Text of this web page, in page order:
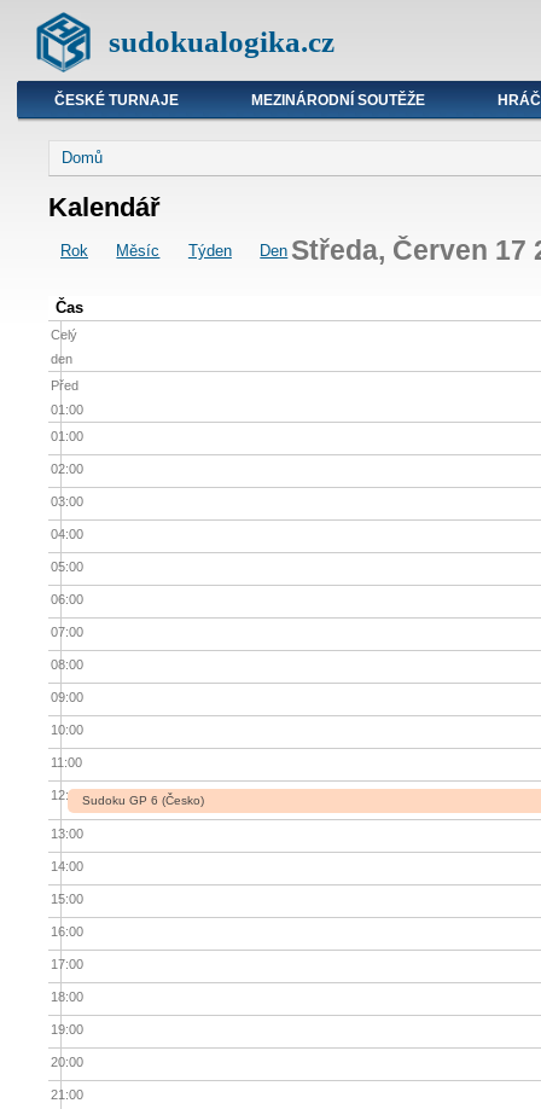
sudokualogika.cz
ČESKÉ TURNAJE MEZINÁRODNÍ SOUTĚŽE
Domů
Kalendář
Rok Měsíc Týden Den Středa, Červen 17
Čas
Celý
den
Před
01:00
01:00
02:00
03:00
04:00
05:00
06:00
07:00
08:00
09:00
10:00
11:00
12:00Sudoku GP 6 (Česko)
13:00
14:00
15:00
16:00
17:00
18:00
19:00
20:00
21:00